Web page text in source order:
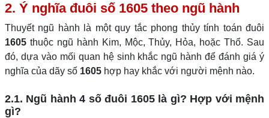
2. Ý nghĩa đuôi số 1605 theo ngũ hành
Thuyết ngũ hành là một quy tắc phong thủy tính toán đuôi
1605 thuộc ngũ hành Kim, Mộc, Thủy, Hỏa, hoặc Thổ. Sau
đó, dựa vào mối quan hệ sinh khắc ngũ hành để đánh giá ý
nghĩa của dãy số 1605 hợp hay khắc với người mệnh nào.
2.1. Ngũ hành 4 số đuôi 1605 là gì? Hợp với mệnh
gì?